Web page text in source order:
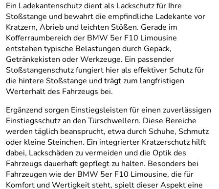
Ein Ladekantenschutz dient als Lackschutz für Ihre
Stoßstange und bewahrt die empfindliche Ladekante vor
Kratzern, Abrieb und leichten Stößen. Gerade im
Kofferraumbereich der BMW 5er F10 Limousine
entstehen typische Belastungen durch Gepäck,
Getränkekisten oder Werkzeuge. Ein passender
Stoßstangenschutz fungiert hier als effektiver Schutz für
die hintere Stoßstange und trägt zum langfristigen
Werterhalt des Fahrzeugs bei.
Ergänzend sorgen Einstiegsleisten für einen zuverlässigen
Einstiegsschutz an den Türschwellern. Diese Bereiche
werden täglich beansprucht, etwa durch Schuhe, Schmutz
oder kleine Steinchen. Ein integrierter Kratzerschutz hilft
dabei, Lackschäden zu vermeiden und die Optik des
Fahrzeugs dauerhaft gepflegt zu halten. Besonders bei
Fahrzeugen wie der BMW 5er F10 Limousine, die für
Komfort und Wertigkeit steht, spielt dieser Aspekt eine